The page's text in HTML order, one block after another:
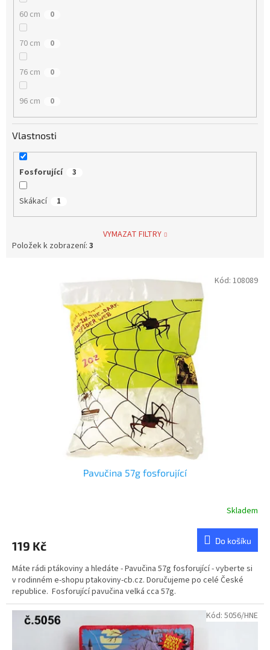
60 cm 0
70 cm 0
76 cm 0
96 cm 0
Vlastnosti
Fosforující 3
Skákací 1
VYMAZAT FILTRY
Položek k zobrazení: 3
Pavučina 57g fosforující
Skladem
119 Kč Do košíku
Máte rádi ptákoviny a hledáte - Pavučina 57g fosforující - vyberte si
v rodinném e-shopu ptakoviny-cb.cz. Doručujeme po celé České
republice. Fosforující pavučina velká cca 57g.
Kód: 108089
Kód: 5056/HNE